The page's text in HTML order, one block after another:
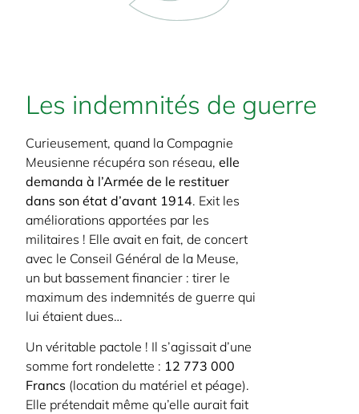
Les indemnités de guerre
Curieusement, quand la Compagnie
Meusienne récupéra son réseau,elle
demanda à l’Armée de le restituer
dans son état d’avant 1914. Exit les
améliorations apportées par les
militaires ! Elle avait en fait, de concert
avec le Conseil Général de la Meuse,
un but bassement financier : tirer le
maximum des indemnités de guerre qui
lui étaient dues…
Un véritable pactole ! Il s’agissait d’une
somme fort rondelette : 12 773 000
Francs (location du matériel et péage).
Elle prétendait même qu’elle aurait fait